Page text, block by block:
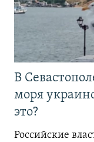
В
моря
это?
Российские